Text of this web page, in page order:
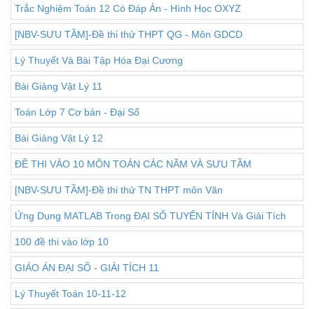
Trắc Nghiệm Toán 12 Có Đáp Án - Hình Học OXYZ
[NBV-SƯU TẦM]-Đề thi thử THPT QG - Môn GDCD
Lý Thuyết Và Bài Tập Hóa Đại Cương
Bài Giảng Vật Lý 11
Toán Lớp 7 Cơ bản - Đại Số
Bài Giảng Vật Lý 12
ĐỀ THI VÀO 10 MÔN TOÁN CÁC NĂM VÀ SƯU TẦM
[NBV-SƯU TẦM]-Đề thi thử TN THPT môn Văn
Ứng Dụng MATLAB Trong ĐẠI SỐ TUYẾN TÍNH Và Giải Tích
100 đề thi vào lớp 10
GIÁO ÁN ĐẠI SỐ - GIẢI TÍCH 11
Lý Thuyết Toán 10-11-12